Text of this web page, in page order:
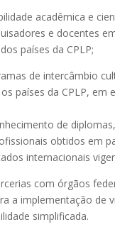
acadêmica e
e docentes
países da CPLP;
de intercâmbio
países da CPLP, em
de
obtidos em
internacionais
com órgãos
a implementação de
simplificada.